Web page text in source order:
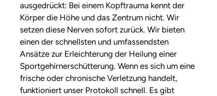
ausgedrückt: Bei einem Kopftrauma kennt der
Körper die Höhe und das Zentrum nicht. Wir
setzen diese Nerven sofort zurück. Wir bieten
einen der schnellsten und umfassendsten
Ansätze zur Erleichterung der Heilung einer
Sportgehirnerschütterung. Wenn es sich um eine
frische oder chronische Verletzung handelt,
funktioniert unser Protokoll schnell. Es gibt